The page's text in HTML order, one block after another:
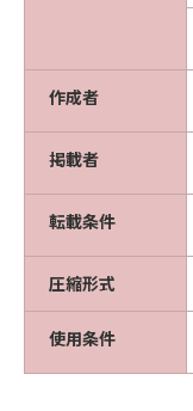
作成者
掲載者
転載条件
圧縮形式
使用条件